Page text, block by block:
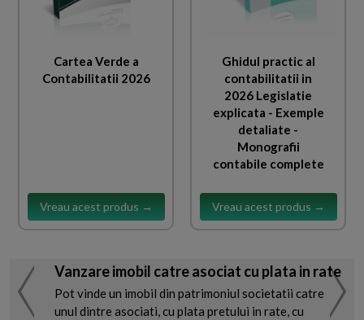
Cartea Verde a
Contabilitatii 2026
Vreau acest produs →
Ghidul practic al
contabilitatii in
2026 Legislatie
explicata - Exemple
detaliate -
Monografii
contabile complete
Vreau acest produs →
Vanzare imobil catre asociat cu plata in rate
Pot vinde un imobil din patrimoniul societatii catre
unul dintre asociati, cu plata pretului in rate, cu